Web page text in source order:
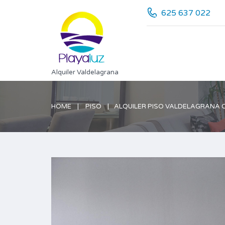
Alquiler Valdelagrana
625 637 022
HOME PISO ALQUILER PISO VALDELAGRANA